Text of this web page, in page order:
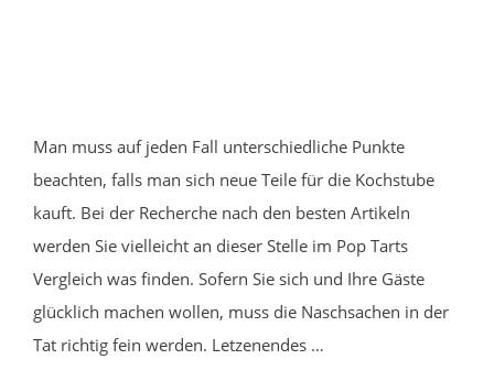
Man muss auf jeden Fall unterschiedliche Punkte
beachten, falls man sich neue Teile für die Kochstube
kauft. Bei der Recherche nach den besten Artikeln
werden Sie vielleicht an dieser Stelle im Pop Tarts
Vergleich was finden. Sofern Sie sich und Ihre Gäste
glücklich machen wollen, muss die Naschsachen in der
Tat richtig fein werden. Letzenendes …